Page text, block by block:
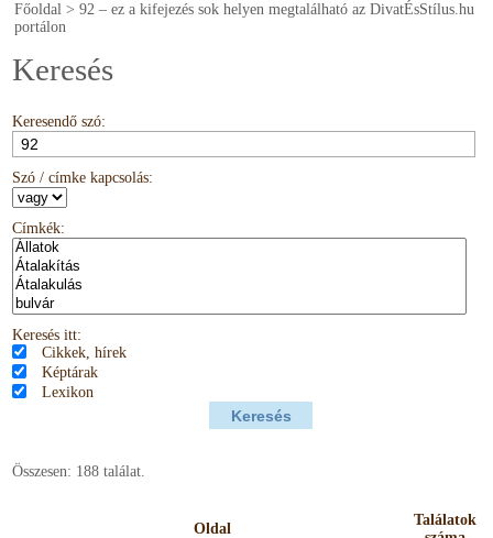
Főoldal >92 – ez a kifejezés sok helyen megtalálható az DivatÉsStílus.hu
portálon
Keresés
Keresendő szó:
Szó / címke kapcsolás:
Címkék:
Keresés itt:
Cikkek, hírek
Képtárak
Lexikon
Összesen: 188 találat.
Oldal
Találatok